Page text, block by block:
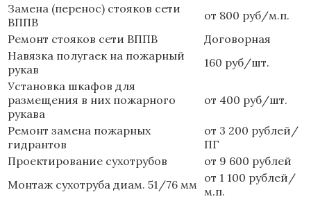
Замена (перенос) стояков сети
ВППВ
от 800 руб/м.п.
Ремонт стояков сети ВППВ
Договорная
Навязка полугаек на пожарный
рукав
160 руб/шт.
Установка шкафов для
размещения в них пожарного
рукава
от 400 руб/шт.
Ремонт замена пожарных
гидрантов
от 3 200 рублей/
ПГ
Проектирование сухотрубов
от 9 600 рублей
Монтаж сухотруба диам. 51/76 мм от 1 100 рублей/
м.п.